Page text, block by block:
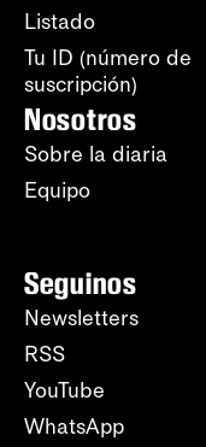
Listado
Tu ID (número de
suscripción)
Nosotros
Sobre la diaria
Equipo
Seguinos
Newsletters
RSS
YouTube
WhatsApp